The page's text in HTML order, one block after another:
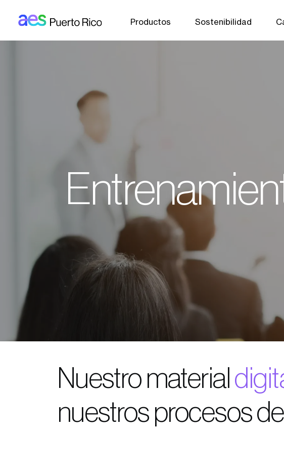
Productos Sostenibilidad
Nuestro material
nuestros procesos